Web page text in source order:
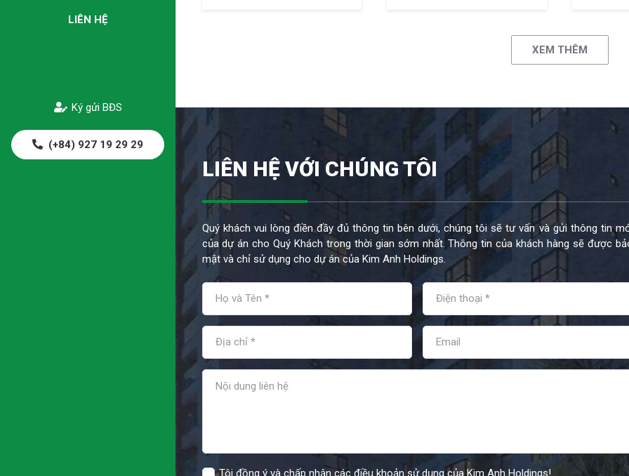
LIÊN HỆ
Ký gửi BĐS
(+84) 927 19 29 29
XEM THÊM
LIÊN HỆ VỚI CHÚNG TÔI
Quý khách vui lòng điền đầy đủ thông tin bên dưới, chúng tôi sẽ tư vấn và gửi thông tin
của dự án cho Quý Khách trong thời gian sớm nhất. Thông tin của khách hàng sẽ được
mật và chỉ sử dụng cho dự án của Kim Anh Holdings.
Tôi đồng ý và chấp nhận các điều khoản sử dụng của Kim Anh Holdings!